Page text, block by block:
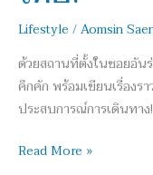
Lifestyle /Aomsin
ด้วยสถานที่ตั้งในซอยอัน
คึกคัก พร้อมเขียนเรื่องร
ประสบการณ์การเดินทาง!
คอลเล็
คชั่น
โฮ
เท
แห่ง
Read More »